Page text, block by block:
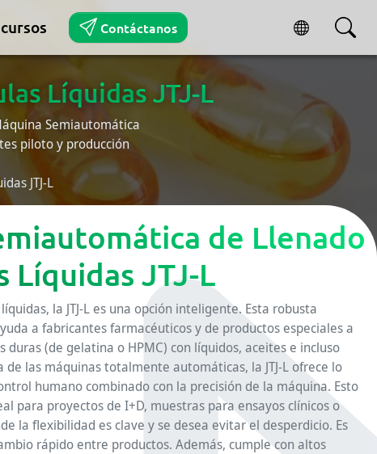
Contáctanos
Líquidas JTJ-L
Semiautomática
piloto y producción
JTJ-L
de Llenado
Líquidas JTJ-L
la JTJ-L es una opción inteligente. Esta robusta
a fabricantes farmacéuticos y de productos especiales a
duras (de gelatina o HPMC) con líquidos, aceites e incluso
de las máquinas totalmente automáticas, la JTJ-L ofrece lo
humano combinado con la precisión de la máquina. Esto
para proyectos de I+D, muestras para ensayos clínicos o
la flexibilidad es clave y se desea evitar el desperdicio. Es
rápido entre productos. Además, cumple con altos